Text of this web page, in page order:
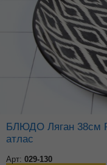
БЛЮДО Ляган 38см Риштан керамика серия Мехроб
атлас
Арт: 029-130